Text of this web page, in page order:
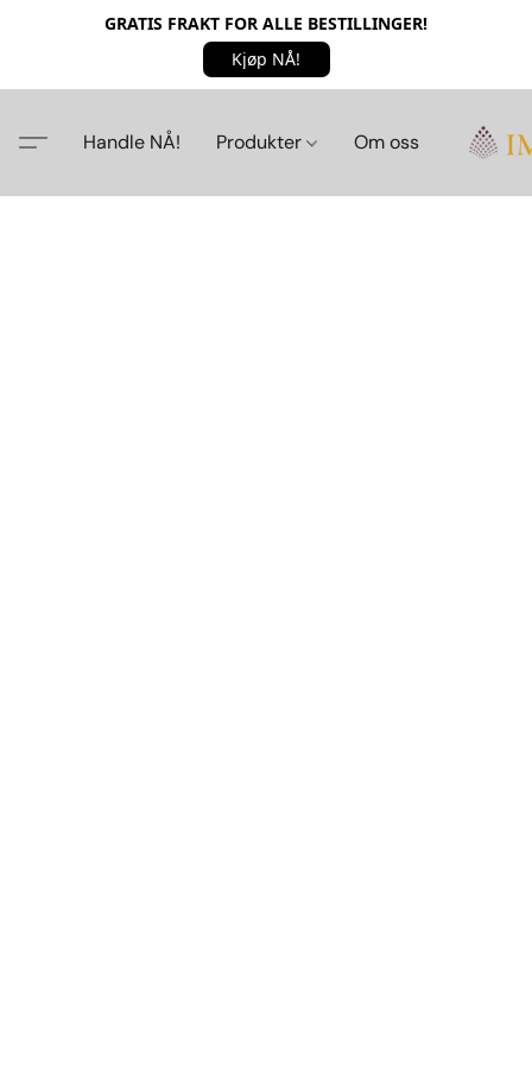
GRATIS FRAKT FOR ALLE BESTILLINGER!
Kjøp NÅ!
Handle NÅ! Produkter Om oss